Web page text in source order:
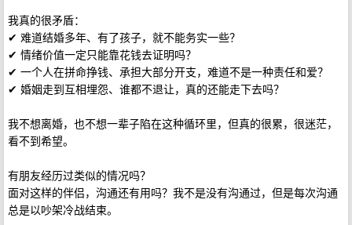
我真的很矛盾：
✔ 难道结婚多年、有了孩子，就不能务实一些？
✔ 情绪价值一定只能靠花钱去证明吗？
✔ 一个人在拼命挣钱、承担大部分开支，难道不是一种责任和爱？
✔ 婚姻走到互相埋怨、谁都不退让，真的还能走下去吗？
我不想离婚，也不想一辈子陷在这种循环里，但真的很累，很迷茫，
看不到希望。
有朋友经历过类似的情况吗？
面对这样的伴侣，沟通还有用吗？我不是没有沟通过，但是每次沟通
总是以吵架冷战结束。